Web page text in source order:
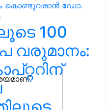
100
വരുമാനം: